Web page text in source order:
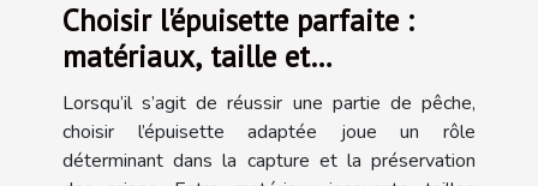
Choisir l'épuisette parfaite :
matériaux, taille et
fonctionnalité
Lorsqu’il s’agit de réussir une partie de pêche,
choisir l’épuisette adaptée joue un rôle
déterminant dans la capture et la préservation